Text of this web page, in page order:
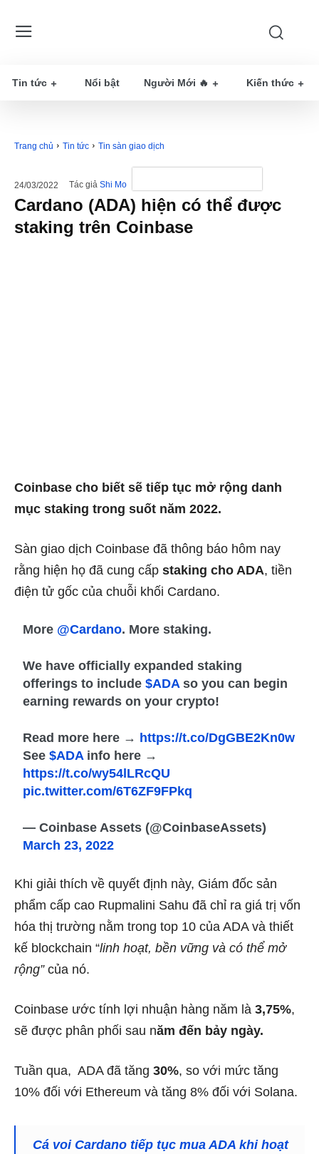
Tin tức Nổi bật Người Mới 🔥 Kiến thức
Trang chủ Tin tức Tin sàn giao dịch
24/03/2022 Tác giả Shi Mo
Cardano (ADA) hiện có thể được
staking trên Coinbase
Coinbase cho biết sẽ tiếp tục mở rộng danh
mục staking trong suốt năm 2022.
Sàn giao dịch Coinbase đã thông báo hôm nay
rằng hiện họ đã cung cấp staking cho ADA, tiền
điện tử gốc của chuỗi khối Cardano.
More @Cardano. More staking.
We have officially expanded staking
offerings to include$ADA so you can begin
earning rewards on your crypto!
Read more here → https://t.co/DgGBE2Kn0w
See$ADA info here →
https://t.co/wy54lLRcQU
pic.twitter.com/6T6ZF9FPkq
— Coinbase Assets (@CoinbaseAssets)
March 23, 2022
Khi giải thích về quyết định này, Giám đốc sản
phẩm cấp cao Rupmalini Sahu đã chỉ ra giá trị vốn
hóa thị trường nằm trong top 10 của ADA và thiết
kế blockchain “linh hoạt, bền vững và có thể mở
rộng”của nó.
Coinbase ước tính lợi nhuận hàng năm là 3,75%,
sẽ được phân phối sau năm đến bảy ngày.
Tuần qua, ADA đã tăng 30%, so với mức tăng
10% đối với Ethereum và tăng 8% đối với Solana.
Cá voi Cardano tiếp tục mua ADA khi hoạt